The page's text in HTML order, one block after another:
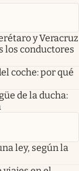
y Veracruz
los conductores
coche: por qué
de la ducha:
ley, según la